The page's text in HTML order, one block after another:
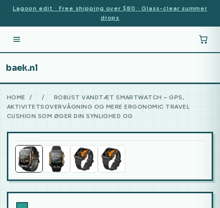
Lagoon edit · Free shipping over $80 · Glass-clear summer
drops
baek.nl
HOME / /
ROBUST VANDTÆT SMARTWATCH – GPS,
AKTIVITETSOVERVÅGNING OG MERE ERGONOMIC TRAVEL
CUSHION SOM ØGER DIN SYNLIGHED OG